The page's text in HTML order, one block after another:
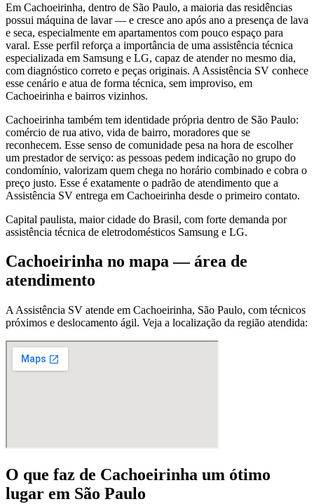
Em Cachoeirinha, dentro de São Paulo, a maioria das residências
possui máquina de lavar — e cresce ano após ano a presença de lava
e seca, especialmente em apartamentos com pouco espaço para
varal. Esse perfil reforça a importância de uma assistência técnica
especializada em Samsung e LG, capaz de atender no mesmo dia,
com diagnóstico correto e peças originais. A Assistência SV conhece
esse cenário e atua de forma técnica, sem improviso, em
Cachoeirinha e bairros vizinhos.
Cachoeirinha também tem identidade própria dentro de São Paulo:
comércio de rua ativo, vida de bairro, moradores que se
reconhecem. Esse senso de comunidade pesa na hora de escolher
um prestador de serviço: as pessoas pedem indicação no grupo do
condomínio, valorizam quem chega no horário combinado e cobra o
preço justo. Esse é exatamente o padrão de atendimento que a
Assistência SV entrega em Cachoeirinha desde o primeiro contato.
Capital paulista, maior cidade do Brasil, com forte demanda por
assistência técnica de eletrodomésticos Samsung e LG.
Cachoeirinha no mapa — área de
atendimento
A Assistência SV atende em Cachoeirinha, São Paulo, com técnicos
próximos e deslocamento ágil. Veja a localização da região atendida:
O que faz de Cachoeirinha um ótimo
lugar em São Paulo